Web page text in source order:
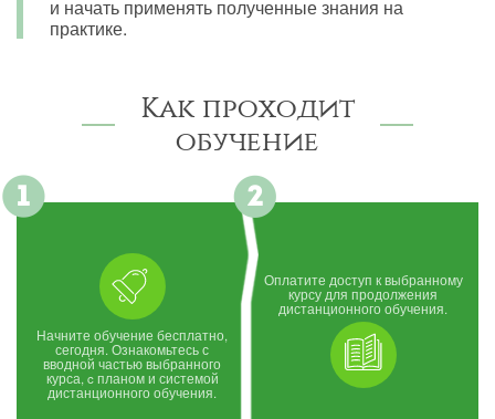
и начать применять полученные знания на
практике.
Как проходит
обучение
Начните обучение бесплатно,
сегодня. Ознакомьтесь с
вводной частью выбранного
курса, c планом и системой
дистанционного обучения.
Оплатите доступ к выбранному
курсу для продолжения
дистанционного обучения.